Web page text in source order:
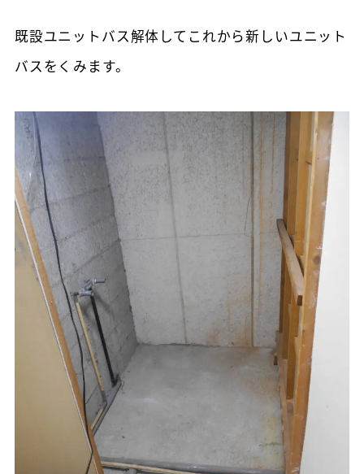
既設ユニットバス解体してこれから新しいユニット
バスをくみます。